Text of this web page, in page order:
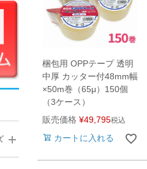
梱包用 OPPテープ 透明
中厚 カッター付48mm幅
×50m巻（65μ）150個
（3ケース）
販売価格 ¥49,795税込
カートに入れる